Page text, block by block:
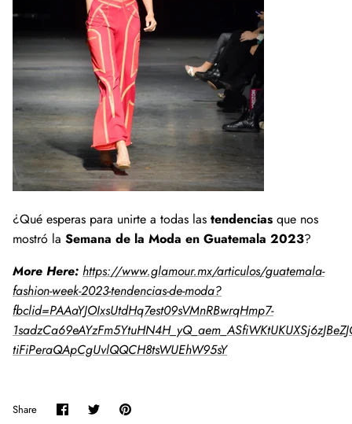
¿Qué esperas para unirte a todas las tendencias que nos
mostró la Semana de la Moda en Guatemala 2023?
More Here: https://www.glamour.mx/articulos/guatemala-
fashion-week-2023-tendencias-de-moda?
fbclid=PAAaYJOIxsUtdHq7est09sVMnRBwrqHmp7-
tiFiPeraQApCgUvlQQCH8tsWUEhW95sY
Share ShareSharePin